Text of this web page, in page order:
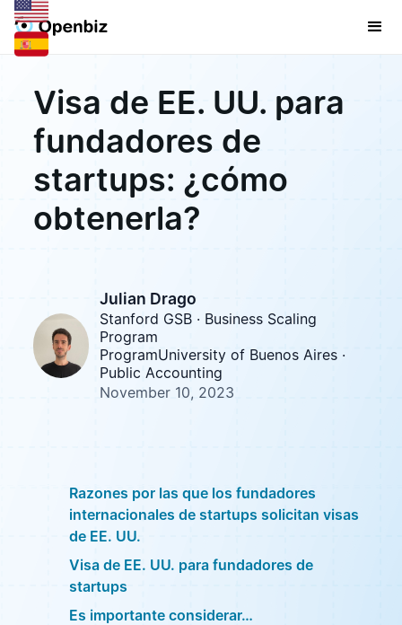
Visa de EE. UU. para
fundadores de
startups: ¿cómo
obtenerla?
Julian Drago
Stanford GSB · Business Scaling
Program
ProgramUniversity of Buenos Aires ·
Public Accounting
November 10, 2023
Razones por las que los fundadores
internacionales de startups solicitan visas
de EE. UU.
Visa de EE. UU. para fundadores de
startups
Es importante considerar…